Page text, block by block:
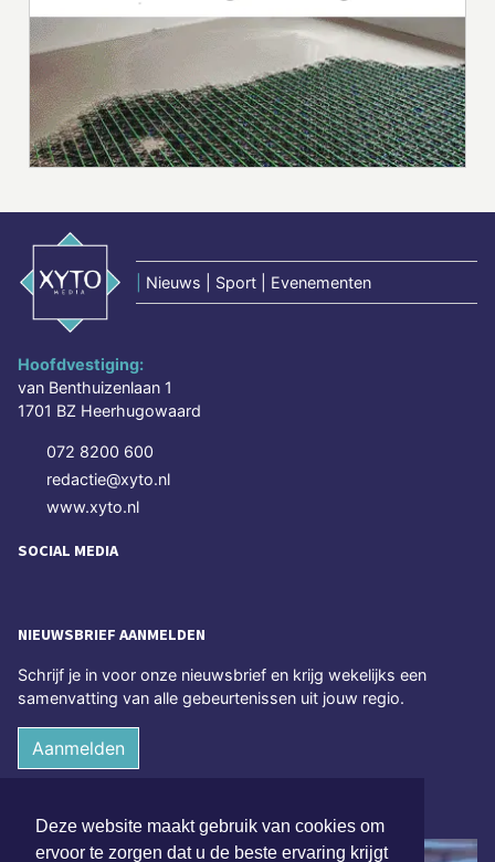
Deze website maakt gebruik van cookies om
ervoor te zorgen dat u de beste ervaring krijgt
Nieuws | Sport | Evenementen
Hoofdvestiging:
van Benthuizenlaan 1
1701 BZ Heerhugowaard
072 8200 600
redactie@xyto.nl
www.xyto.nl
SOCIAL MEDIA
NIEUWSBRIEF AANMELDEN
Schrijf je in voor onze nieuwsbrief en krijg wekelijks een
samenvatting van alle gebeurtenissen uit jouw regio.
Aanmelden